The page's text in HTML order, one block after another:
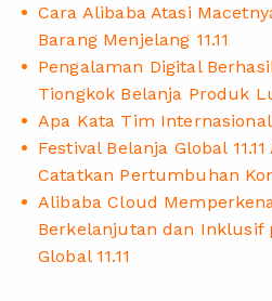
Cara Alibaba Atasi
Barang Menjelang 11.11
Pengalaman Digital
Tiongkok Belanja Produk
Apa Kata Tim Internasional
Festival Belanja Global
Catatkan Pertumbuhan
Alibaba Cloud
Berkelanjutan dan Inklusif
Global 11.11